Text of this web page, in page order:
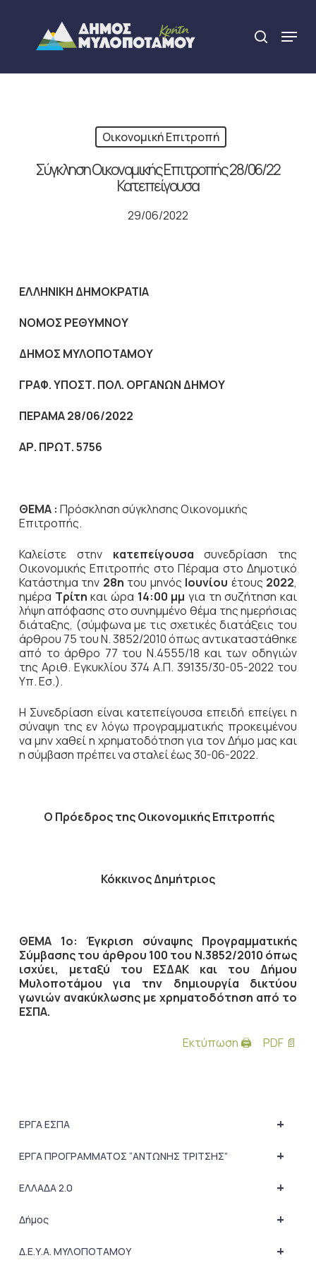
content
search
Menu
Οικονομική Επιτροπή
Σύγκληση Οικονομικής Επιτροπής 28/06/22
Κατεπείγουσα
29/06/2022
ΕΛΛΗΝΙΚΗ ΔΗΜΟΚΡΑΤΙΑ
NOMOΣ ΡΕΘΥΜΝΟΥ
ΔΗΜΟΣ ΜΥΛΟΠΟΤΑΜΟΥ
ΓΡΑΦ. ΥΠΟΣΤ. ΠΟΛ. ΟΡΓΑΝΩΝ ΔΗΜΟΥ
ΠΕΡΑΜΑ 28/06/2022
ΑΡ. ΠΡΩΤ. 5756
ΘΕΜΑ : Πρόσκληση σύγκλησης Οικονομικής
Επιτροπής.
Καλείστε στην κατεπείγουσα συνεδρίαση της
Οικονομικής Επιτροπής στο Πέραμα στο Δημοτικό
Κατάστημα την 28η του μηνός Ιουνίου έτους 2022,
ημέρα Τρίτηκαι ώρα 14:00 μμγια τη συζήτηση και
λήψη απόφασης στο συνημμένο θέμα της ημερήσιας
διάταξης, (σύμφωνα με τις σχετικές διατάξεις του
άρθρου 75 του Ν. 3852/2010 όπως αντικαταστάθηκε
από το άρθρο 77 του Ν.4555/18 και των οδηγιών
της Αριθ. Εγκυκλίου 374 Α.Π. 39135/30-05-2022 του
Υπ. Εσ.).
Η Συνεδρίαση είναι κατεπείγουσα επειδή επείγει η
σύναψη της εν λόγω προγραμματικής προκειμένου
να μην χαθεί η χρηματοδότηση για τον Δήμο μας και
η σύμβαση πρέπει να σταλεί έως 30-06-2022.
Ο Πρόεδροςτης Οικονομικής Επιτροπής
Κόκκινος Δημήτριος
ΘΕΜΑ 1ο: Έγκριση σύναψης Προγραμματικής
Σύμβασης του άρθρου 100 του Ν.3852/2010 όπως
ισχύει, μεταξύ του ΕΣΔΑΚ και του Δήμου
Μυλοποτάμου για την δημιουργία δικτύου
γωνιών ανακύκλωσης με χρηματοδότηση από το
ΕΣΠΑ.
Εκτύπωση 🖨
PDF 📄
+
ΕΡΓΑ ΕΣΠΑ
+
ΕΡΓΑ ΠΡΟΓΡΑΜΜΑΤΟΣ “ΑΝΤΩΝΗΣ ΤΡΙΤΣΗΣ”
+
ΕΛΛΑΔΑ 2.0
+
Δήμος
+
Δ.Ε.Υ.Α. ΜΥΛΟΠΟΤΑΜΟΥ
Close